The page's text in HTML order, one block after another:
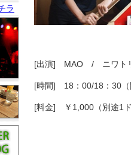
ラ
[出演] MAO / ニワト
[時間] 18：00/18：30（
[料金] ￥1,000（別途1